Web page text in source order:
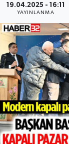
19.04.2025 - 16:11
YAYINLANMA
HABERDE
İlginç
KÜLTÜR
MAGAZİN